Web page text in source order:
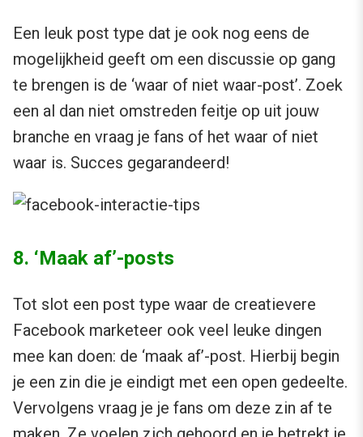
Een leuk post type dat je ook nog eens de
mogelijkheid geeft om een discussie op gang
te brengen is de ‘waar of niet waar-post’. Zoek
een al dan niet omstreden feitje op uit jouw
branche en vraag je fans of het waar of niet
waar is. Succes gegarandeerd!
8. ‘Maak af’-posts
Tot slot een post type waar de creatievere
Facebook marketeer ook veel leuke dingen
mee kan doen: de ‘maak af’-post. Hierbij begin
je een zin die je eindigt met een open gedeelte.
Vervolgens vraag je je fans om deze zin af te